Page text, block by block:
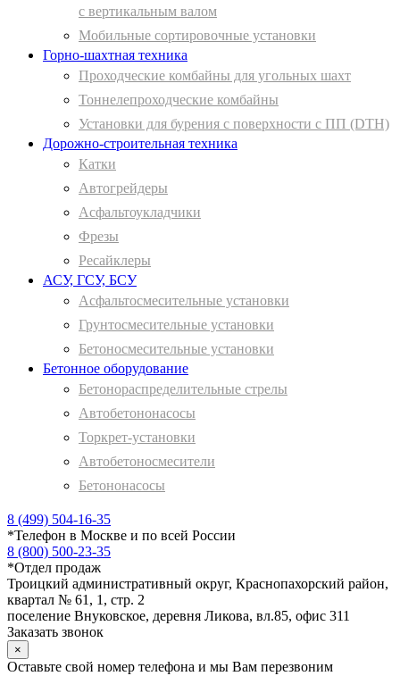
с вертикальным валом
Мобильные сортировочные установки
Горно-шахтная техника
Проходческие комбайны для угольных шахт
Тоннелепроходческие комбайны
Установки для бурения с поверхности с ПП (DTH)
Дорожно-строительная техника
Катки
Автогрейдеры
Асфальтоукладчики
Фрезы
Ресайклеры
АСУ, ГСУ, БСУ
Асфальтосмесительные установки
Грунтосмесительные установки
Бетоносмесительные установки
Бетонное оборудование
Бетонораспределительные стрелы
Автобетононасосы
Торкрет-установки
Автобетоносмесители
Бетононасосы
8 (499) 504-16-35
*Телефон в Москве и по всей России
8 (800) 500-23-35
*Отдел продаж
Троицкий административный округ, Краснопахорский район,
квартал № 61, 1, стр. 2
поселение Внуковское, деревня Ликова, вл.85, офис 311
Заказать звонок
×
Оставьте свой номер телефона и мы Вам перезвоним